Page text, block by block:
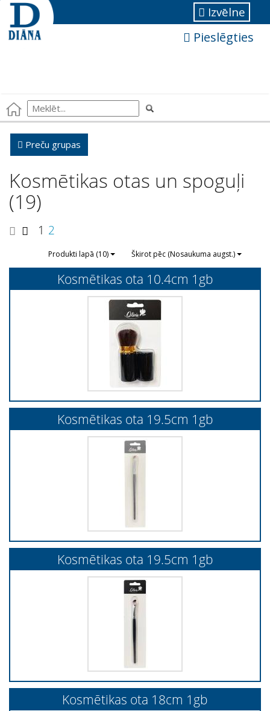
Izvēlne
Pieslēgties
Preču grupas
Kosmētikas otas un spoguļi
(19)
1 2
Produkti lapā (10) Škirot pēc (Nosaukuma augst.)
Kosmētikas ota 10.4cm 1gb
Kosmētikas ota 19.5cm 1gb
Kosmētikas ota 19.5cm 1gb
Kosmētikas ota 18cm 1gb